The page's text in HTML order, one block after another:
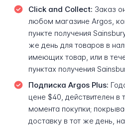
Click and Collect: Заказ
любом магазине Argos,
пункте получения
же день для товаров в
имеющих товар, или в
пунктах получения
Подписка Argos Plus:
цене $40, действителен в
момента покупки;
доставку в тот же день,